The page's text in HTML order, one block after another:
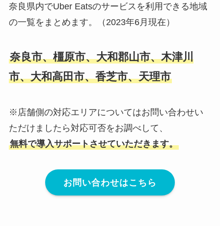
奈良県内でUber Eatsのサービスを利用できる地域
の一覧をまとめます。（2023年6月現在）
奈良市、橿原市、大和郡山市、木津川
市、大和高田市、香芝市、天理市
※店舗側の対応エリアについてはお問い合わせい
ただけましたら対応可否をお調べして、
無料で導入サポートさせていただきます。
お問い合わせはこちら